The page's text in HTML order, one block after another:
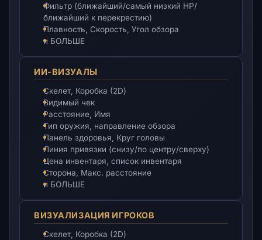
Фильтр (ближайший/самый низкий HP/
ближайший к перекрестию)
Плавность, Скорость, Угол обзора
и БОЛЬШЕ
ИИ-ВИЗУАЛЫ
Скелет, Коробка (2D)
Видимый чек
Расстояние, Имя
Тип оружия, направление обзора
Панель здоровья, Круг головы
Линия привязки (снизу/по центру/сверху)
Цена инвентаря, список инвентаря
Сторона, Макс. расстояние
и БОЛЬШЕ
ВИЗУАЛИЗАЦИЯ ИГРОКОВ
Скелет, Коробка (2D)